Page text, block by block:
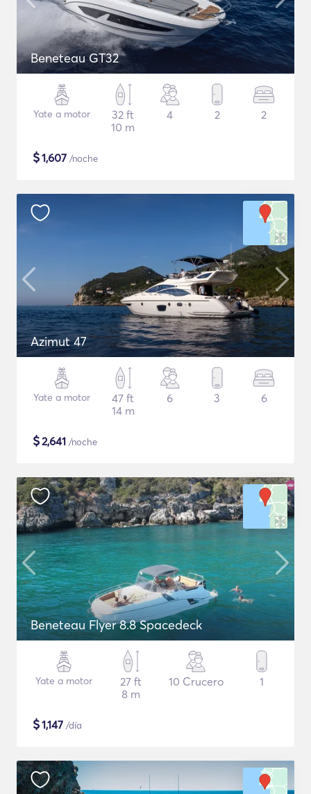
Beneteau GT32
Yate a motor
32 ft
10 m
4 2 2
$1,607 /noche
Azimut 47
Yate a motor
47 ft
14 m
6 3 6
$2,641 /noche
Beneteau Flyer 8.8 Spacedeck
Yate a motor
27 ft
8 m
10 Crucero 1
$1,147 /día